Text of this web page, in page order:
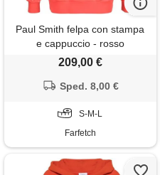
Paul Smith felpa con stampa
e cappuccio - rosso
209,00 €
Sped. 8,00 €
S-M-L
Farfetch